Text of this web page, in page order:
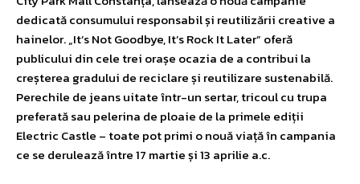
dedicată consumului responsabil și reutilizării creative a
hainelor. „It’s Not Goodbye, It’s Rock It Later” oferă
publicului din cele trei orașe ocazia de a contribui la
creșterea gradului de reciclare și reutilizare sustenabilă.
Perechile de jeans uitate într-un sertar, tricoul cu trupa
preferată sau pelerina de ploaie de la primele ediții
Electric Castle – toate pot primi o nouă viață în campania
ce se derulează între 17 martie și 13 aprilie a.c.